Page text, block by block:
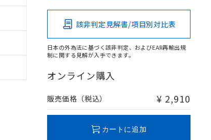
該非判定見解書/項目別対比表
日本の外為法に基づく該非判定、およびEAR再輸出規
制に関する見解が入手できます。
オンライン購入
販売価格（税込） ¥ 2,910
カートに追加